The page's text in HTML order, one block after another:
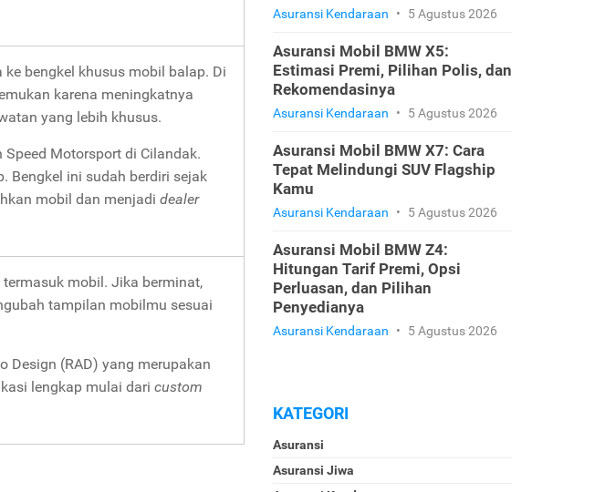
bengkel khusus mobil balap. Di
karena meningkatnya
yang lebih khusus.
Motorsport di Cilandak.
Bengkel ini sudah berdiri sejak
mobil dan menjadi dealer
mobil. Jika berminat,
tampilan mobilmu sesuai
Design (RAD) yang merupakan
lengkap mulai dari custom
Asuransi Kendaraan • 5 Agustus 2026
Asuransi Mobil BMW X5:
Estimasi Premi, Pilihan Polis, dan
Rekomendasinya
Asuransi Kendaraan • 5 Agustus 2026
Asuransi Mobil BMW X7: Cara
Tepat Melindungi SUV Flagship
Kamu
Asuransi Kendaraan • 5 Agustus 2026
Asuransi Mobil BMW Z4:
Hitungan Tarif Premi, Opsi
Perluasan, dan Pilihan
Penyedianya
Asuransi Kendaraan • 5 Agustus 2026
KATEGORI
Asuransi
Asuransi Jiwa